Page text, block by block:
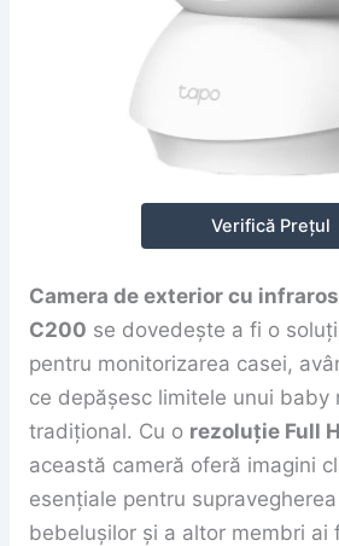
Verifică Prețul
Camera de exterior cu
C200 se dovedește a fi o
pentru monitorizarea casei,
ce depășesc limitele unui baby
tradițional. Cu o rezoluție Full
această cameră oferă imagini
esențiale pentru
bebelușilor și a altor membri ai